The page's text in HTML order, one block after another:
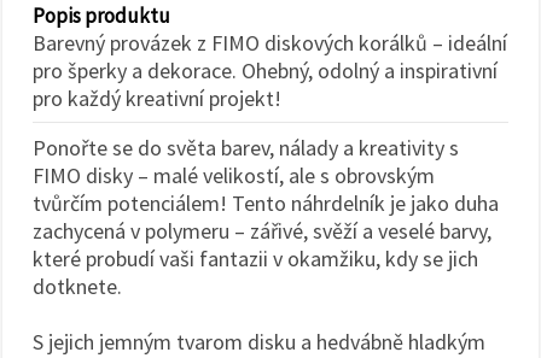
Popis produktu
Barevný provázek z FIMO diskových korálků – ideální
pro šperky a dekorace. Ohebný, odolný a inspirativní
pro každý kreativní projekt!
Ponořte se do světa barev, nálady a kreativity s
FIMO disky – malé velikostí, ale s obrovským
tvůrčím potenciálem! Tento náhrdelník je jako duha
zachycená v polymeru – zářivé, svěží a veselé barvy,
které probudí vaši fantazii v okamžiku, kdy se jich
dotknete.
S jejich jemným tvarom disku a hedvábně hladkým